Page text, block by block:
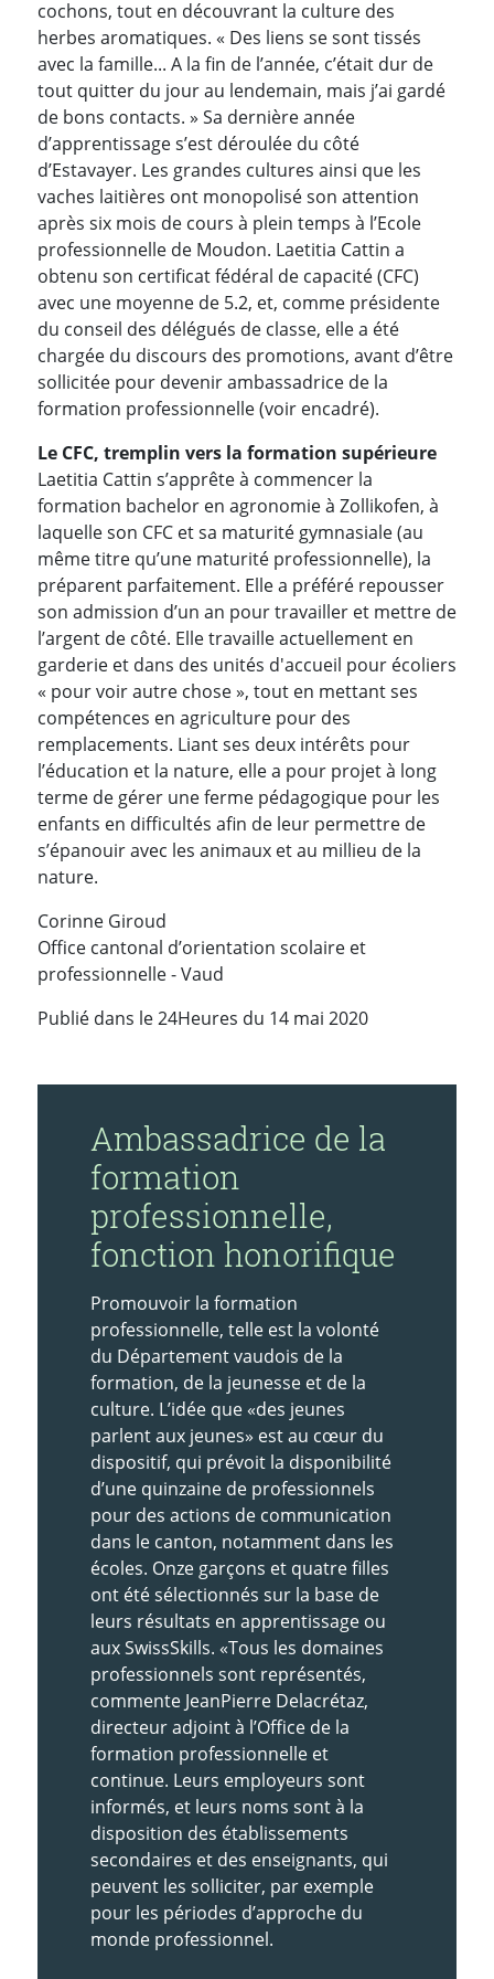
cochons, tout en découvrant la culture des
herbes aromatiques. « Des liens se sont tissés
avec la famille... A la fin de l’année, c’était dur de
tout quitter du jour au lendemain, mais j’ai gardé
de bons contacts. » Sa dernière année
d’apprentissage s’est déroulée du côté
d’Estavayer. Les grandes cultures ainsi que les
vaches laitières ont monopolisé son attention
après six mois de cours à plein temps à l’Ecole
professionnelle de Moudon. Laetitia Cattin a
obtenu son certificat fédéral de capacité (CFC)
avec une moyenne de 5.2, et, comme présidente
du conseil des délégués de classe, elle a été
chargée du discours des promotions, avant d’être
sollicitée pour devenir ambassadrice de la
formation professionnelle (voir encadré).
Le CFC, tremplin vers la formation supérieure
Laetitia Cattin s’apprête à commencer la
formation bachelor en agronomie à Zollikofen, à
laquelle son CFC et sa maturité gymnasiale (au
même titre qu’une maturité professionnelle), la
préparent parfaitement. Elle a préféré repousser
son admission d’un an pour travailler et mettre de
l’argent de côté. Elle travaille actuellement en
garderie et dans des unités d'accueil pour écoliers
« pour voir autre chose », tout en mettant ses
compétences en agriculture pour des
remplacements. Liant ses deux intérêts pour
l’éducation et la nature, elle a pour projet à long
terme de gérer une ferme pédagogique pour les
enfants en difficultés afin de leur permettre de
s’épanouir avec les animaux et au millieu de la
nature.
Corinne Giroud
Office cantonal d’orientation scolaire et
professionnelle - Vaud
Publié dans le 24Heures du 14 mai 2020
Ambassadrice de la
formation
professionnelle,
fonction honorifique
Promouvoir la formation
professionnelle, telle est la volonté
du Département vaudois de la
formation, de la jeunesse et de la
culture. L’idée que «des jeunes
parlent aux jeunes» est au cœur du
dispositif, qui prévoit la disponibilité
d’une quinzaine de professionnels
pour des actions de communication
dans le canton, notamment dans les
écoles. Onze garçons et quatre filles
ont été sélectionnés sur la base de
leurs résultats en apprentissage ou
aux SwissSkills. «Tous les domaines
profession­nels sont représentés,
commente Jean­Pierre Delacrétaz,
directeur adjoint à l’Office de la
formation professionnelle et
continue. Leurs employeurs sont
informés, et leurs noms sont à la
disposition des établissements
secondaires et des enseignants, qui
peuvent les solliciter, par exemple
pour les périodes d’approche du
monde professionnel.